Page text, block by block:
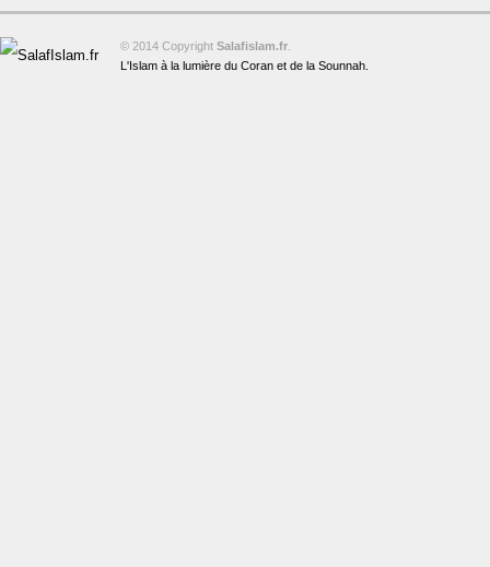
© 2014 Copyright Salafislam.fr
L'Islam à la lumière du Coran et de la Sounnah.